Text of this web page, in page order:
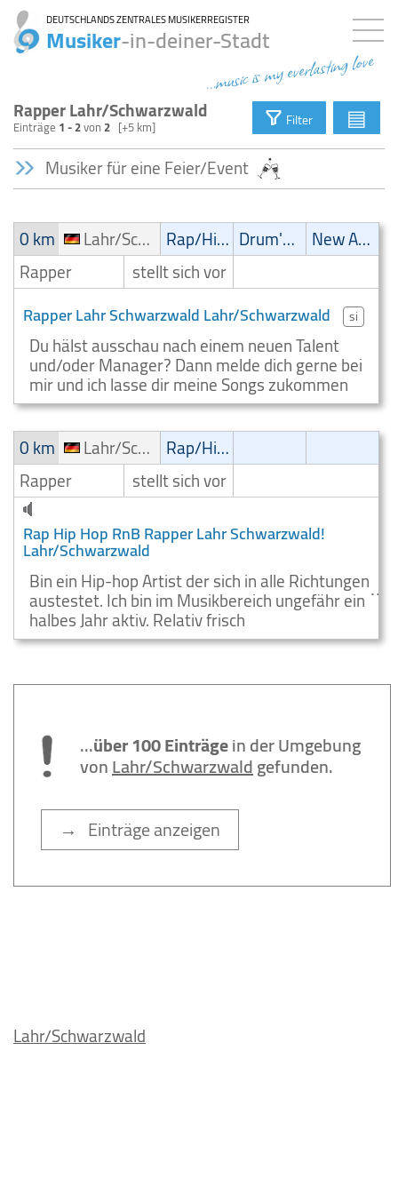
DEUTSCHLANDS ZENTRALES MUSIKERREGISTER
Musiker-in-deiner-Stadt
...music is my everlasting love
Rapper Lahr/Schwarzwald
Einträge 1 - 2von2 [+5 km] Filter ▤
Musiker für eine Feier/Event
0 km Lahr/Schwarzwald Rap/Hip-Hop/RnB Drum'n' Bass
New Age
Rapper
stellt sich vor
Rapper Lahr Schwarzwald Lahr/Schwarzwald si
Du hälst ausschau nach einem neuen Talent
und/oder Manager? Dann melde dich gerne bei
mir und ich lasse dir meine Songs zukommen
0 km
Lahr/Schwarzwald
Rap/Hip-Hop/RnB
Rapper
stellt sich vor
Rap Hip Hop RnB Rapper Lahr Schwarzwald!
Lahr/Schwarzwald
Bin ein Hip-hop Artist der sich in alle Richtungen
austestet. Ich bin im Musikbereich ungefähr ein
halbes Jahr aktiv. Relativ frisch
...über 100 Einträgein der Umgebung
vonLahr/Schwarzwaldgefunden.
→ Einträge anzeigen
Lahr/Schwarzwald